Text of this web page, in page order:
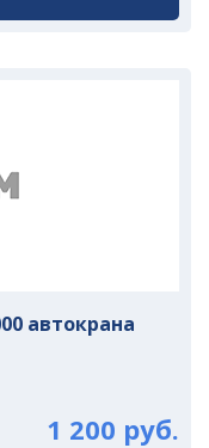
автокрана
1 200 руб.